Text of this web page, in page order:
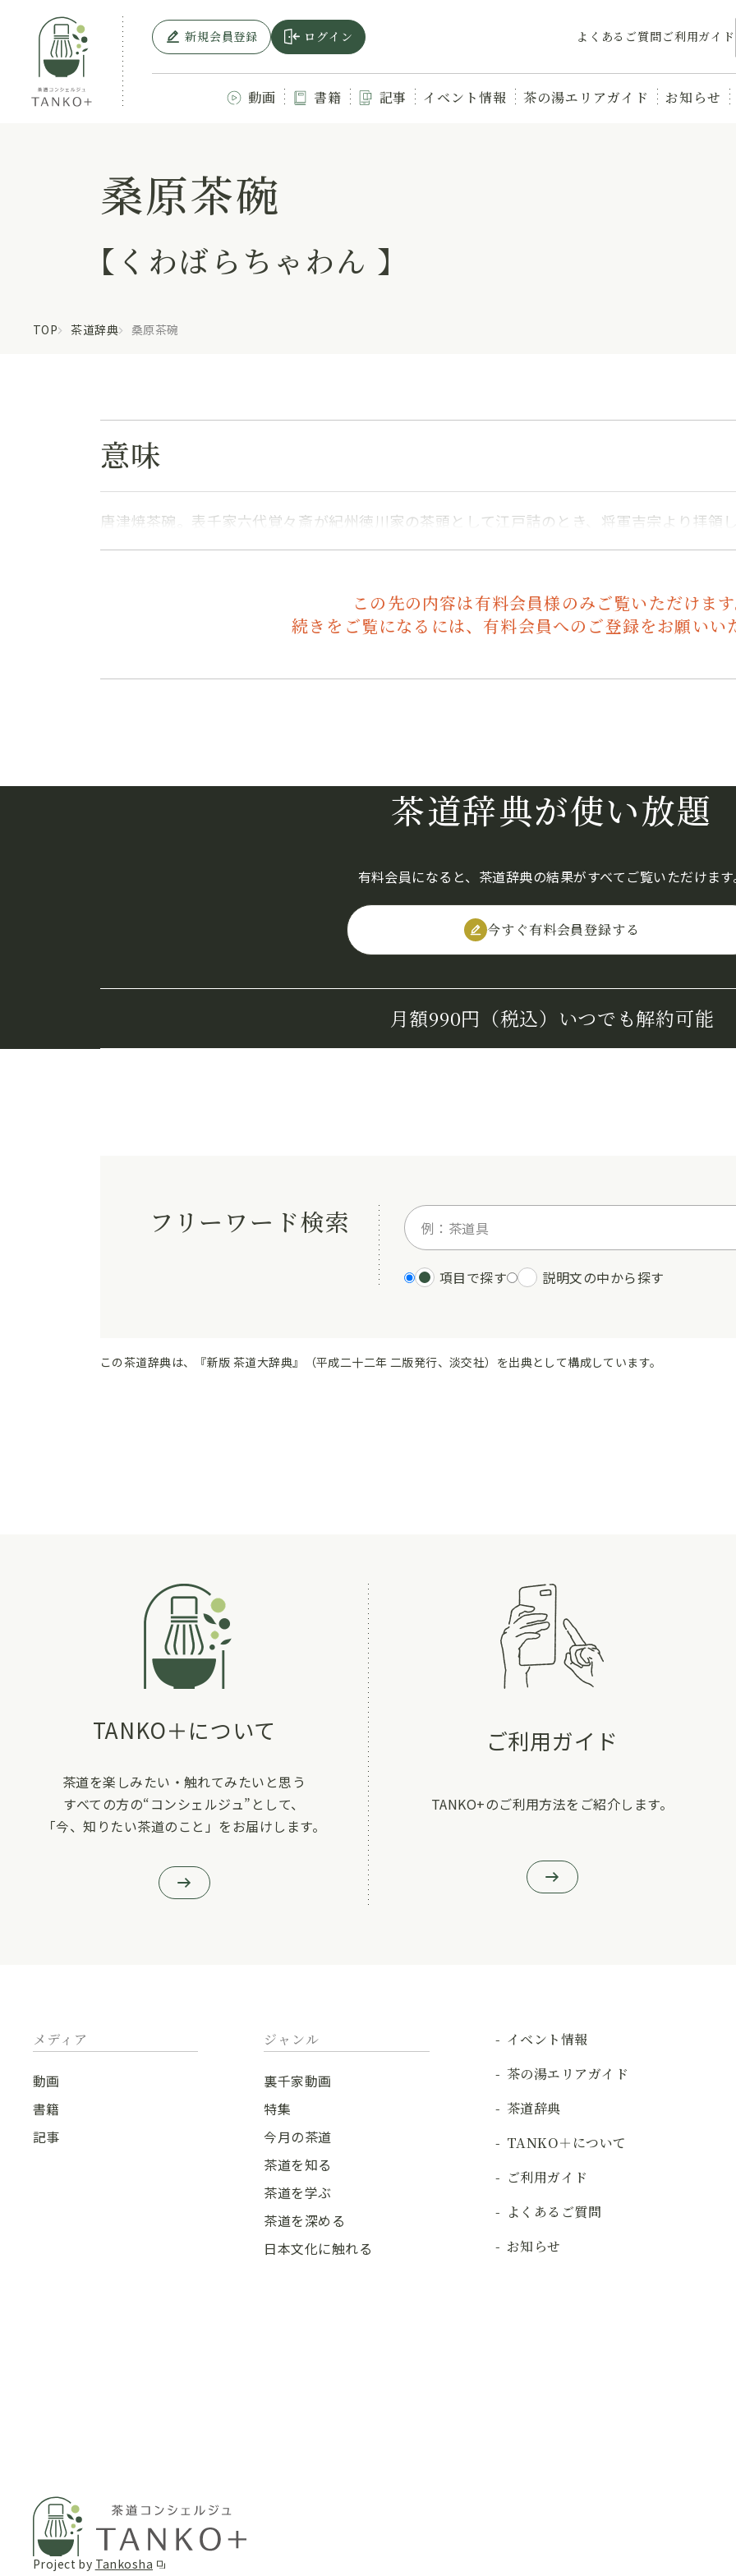
新規会員登録 ログイン よくあるご質問ご利用ガイド
動画 書籍 記事 イベント情報 茶の湯エリアガイド お知らせ
桑原茶碗
【くわばらちゃわん 】
TOP 茶道辞典 桑原茶碗
意味
唐津焼茶碗。表千家六代覚々斎が紀州徳川家の茶頭として江戸詰のとき、将軍吉宗より拝領
この先の内容は有料会員様のみご覧いただけま
続きをご覧になるには、有料会員へのご登録をお願いい
茶道辞典が使い放題
有料会員になると、茶道辞典の結果がすべてご覧いただけま
今すぐ有料会員登録する
月額990円（税込） いつでも解約可能
フリーワード検索
項目で探す 説明文の中から探す
この茶道辞典は、『新版 茶道大辞典』（平成二十二年 二版発行、淡交社）を出典として構成しています。
TANKO＋について
茶道を楽しみたい・触れてみたいと思う
すべての方の“コンシェルジュ”として、
「今、知りたい茶道のこと」をお届けします。
ご利用ガイド
TANKO+のご利用方法をご紹介します。
メディア
動画
書籍
記事
ジャンル
裏千家動画
特集
今月の茶道
茶道を知る
茶道を学ぶ
茶道を深める
日本文化に触れる
イベント情報
茶の湯エリアガイド
茶道辞典
TANKO＋について
ご利用ガイド
よくあるご質問
お知らせ
Project by Tankosha